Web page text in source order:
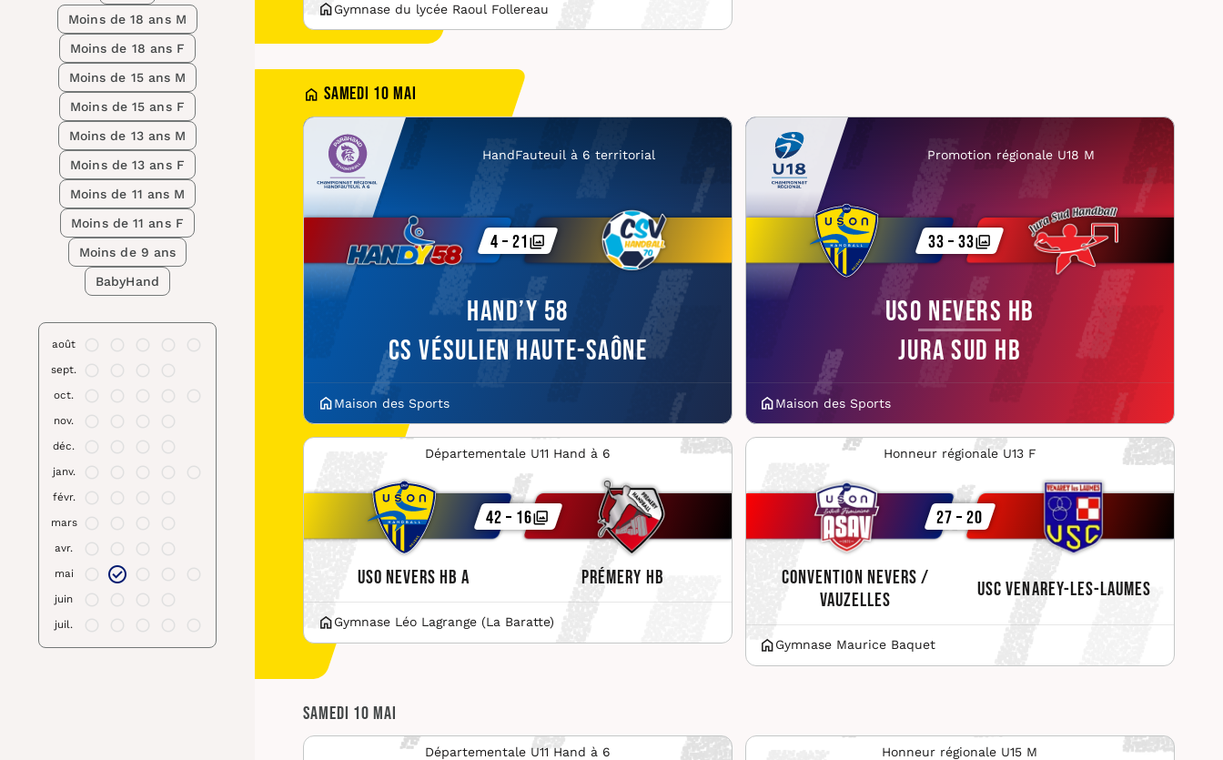
Moins de 18 ans M
Moins de 18 ans F
Moins de 15 ans M
Moins de 15 ans F
Moins de 13 ans M
Moins de 13 ans F
Moins de 11 ans M
Moins de 11 ans F
Moins de 9 ans
BabyHand
août
sept.
oct.
nov.
déc.
janv.
févr.
mars
avr.
mai
juin
juil.
Gymnase du lycée Raoul Follereau
Samedi 10 mai
HandFauteuil à 6 territorial
Hand’y 58
CS Vésulien Haute-Saône
4 – 21
Maison des Sports
Promotion régionale U18 M
USO Nevers HB
Jura Sud HB
33 – 33
Maison des Sports
Départementale U11 Hand à 6
USO Nevers HB A Prémery HB
42 – 16
Gymnase Léo Lagrange (La Baratte)
Honneur régionale U13 F
Convention Nevers /
Vauzelles
USC Venarey-les-Laumes
27 – 20
Gymnase Maurice Baquet
Samedi 10 mai
Départementale U11 Hand à 6 Honneur régionale U15 M